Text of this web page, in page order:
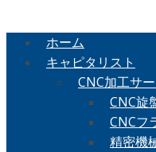
ホーム
キャピタリスト
CNC加工サ
CNC旋
CNCフ
精密機